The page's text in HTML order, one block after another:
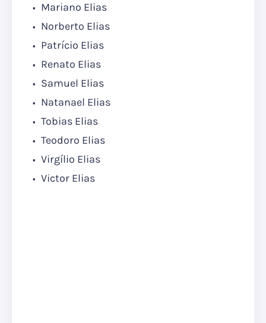
Mariano Elias
Norberto Elias
Patrício Elias
Renato Elias
Samuel Elias
Natanael Elias
Tobias Elias
Teodoro Elias
Virgílio Elias
Victor Elias